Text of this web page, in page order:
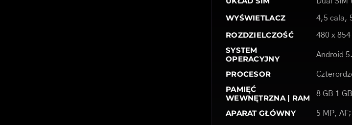
WYŚWIETLACZ 4,5 cala,
ROZDZIELCZOŚĆ 480 x
SYSTEM
OPERACYJNY
Android
PROCESOR
PAMIĘĆ
WEWNĘTRZNA | RAM
8 GB 1
APARAT GŁÓWNY 5 MP, AF;